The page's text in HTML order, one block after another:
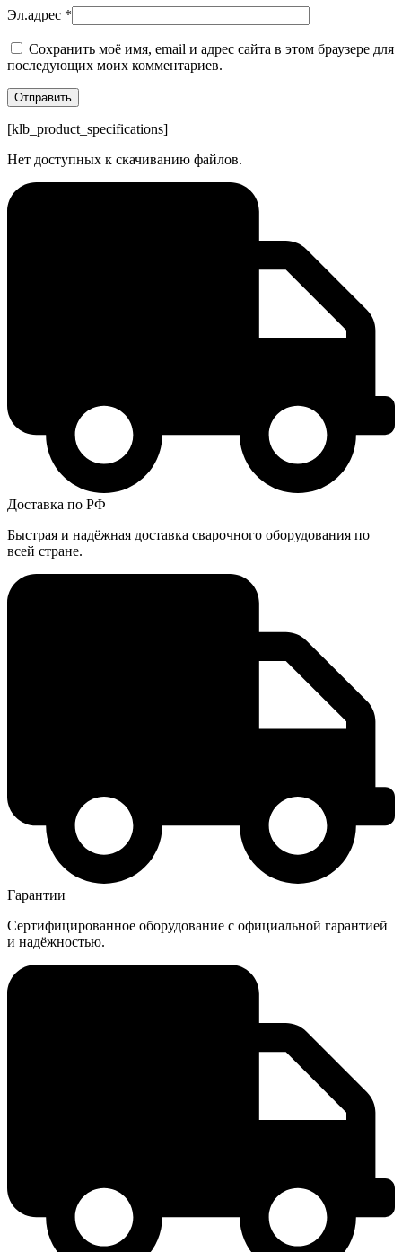
Эл.адрес *
Сохранить моё имя, email и адрес сайта в этом браузере для
последующих моих комментариев.
[klb_product_specifications]
Нет доступных к скачиванию файлов.
Доставка по РФ
Быстрая и надёжная доставка сварочного оборудования по
всей стране.
Гарантии
Сертифицированное оборудование с официальной гарантией
и надёжностью.